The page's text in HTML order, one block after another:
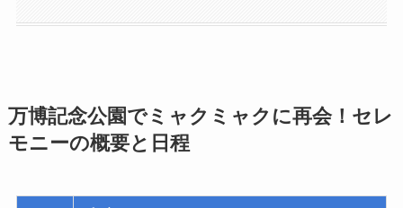
万博記念公園でミャクミャクに再会！セレ
モニーの概要と日程